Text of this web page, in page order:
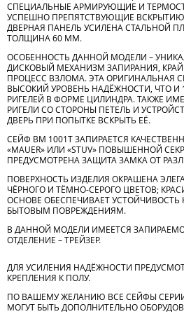
СПЕЦИАЛЬНЫЕ АРМИРУЮЩИЕ И
УСПЕШНО ПРЕПЯТСТВУЮЩИЕ
ДВЕРНАЯ ПАНЕЛЬ УСИЛЕНА СТАЛЬНОЙ
ТОЛЩИНА 60 ММ.
ОСОБЕННОСТЬ ДАННОЙ МОДЕЛИ –
ДИСКОВЫЙ МЕХАНИЗМ ЗАПИРАНИЯ,
ПРОЦЕСС ВЗЛОМА. ЭТА ОРИГИНАЛЬНАЯ
ВЫСОКИЙ УРОВЕНЬ НАДЁЖНОСТИ, ЧТО И
РИГЕЛЕЙ В ФОРМЕ ЦИЛИНДРА. ТАКЖЕ
РИГЕЛИ СО СТОРОНЫ ПЕТЕЛЬ И
ДВЕРЬ ПРИ ПОПЫТКЕ ВСКРЫТЬ ЕЁ.
СЕЙФ ВМ 1001Т ЗАПИРАЕТСЯ
«MAUER» ИЛИ «STUV» ПОВЫШЕННОЙ
ПРЕДУСМОТРЕНА ЗАЩИТА ЗАМКА ОТ
ПОВЕРХНОСТЬ ИЗДЕЛИЯ ОКРАШЕНА
ЧЁРНОГО И ТЁМНО-СЕРОГО ЦВЕТОВ;
ОСНОВЕ ОБЕСПЕЧИВАЕТ
БЫТОВЫМ ПОВРЕЖДЕНИЯМ.
В ДАННОЙ МОДЕЛИ ИМЕЕТСЯ
ОТДЕЛЕНИЕ – ТРЕЙЗЕР.
ДЛЯ УСИЛЕНИЯ НАДЁЖНОСТИ
КРЕПЛЕНИЯ К ПОЛУ.
ПО ВАШЕМУ ЖЕЛАНИЮ ВСЕ СЕЙФЫ СЕРИИ
МОГУТ БЫТЬ ДОПОЛНИТЕЛЬНО